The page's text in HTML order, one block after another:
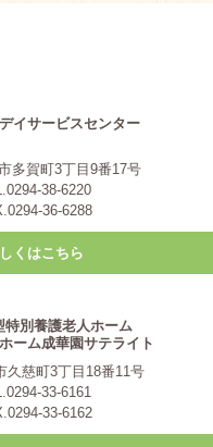
イサービスセンター
多賀町3丁目9番17号
38-6220
36-6288
くはこちら
特別養護老人ホーム
ーム成華園サテライト
久慈町3丁目18番11号
33-6161
33-6162